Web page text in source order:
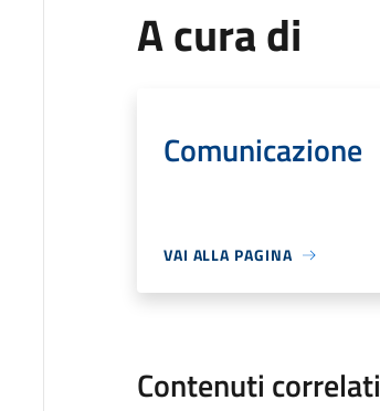
A cura di
Comunicazione
VAI ALLA PAGINA
Contenuti correlati